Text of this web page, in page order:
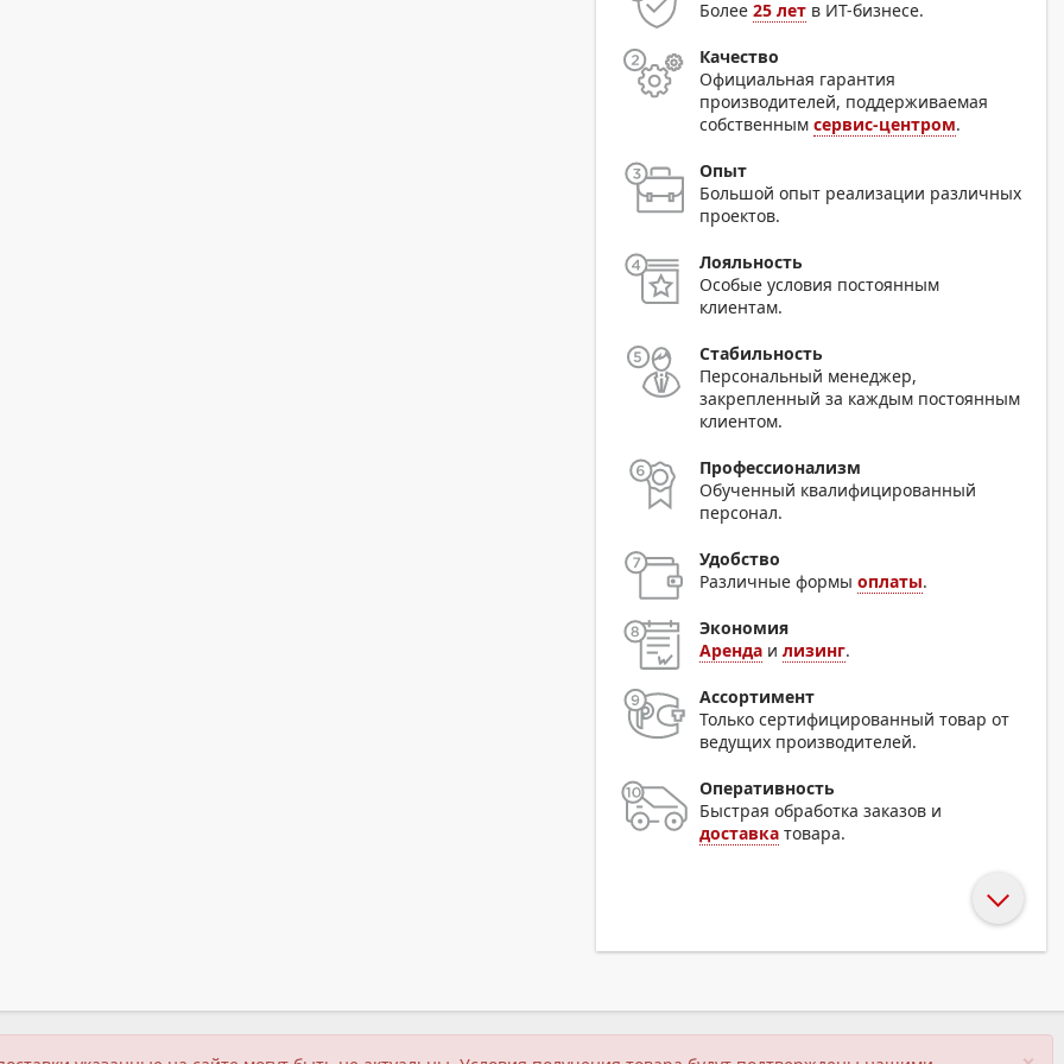
Более25 лет в ИТ-бизнесе.
Качество
Официальная гарантия
производителей, поддерживаемая
собственнымсервис-центром.
Опыт
Большой опыт реализации различных
проектов.
Лояльность
Особые условия постоянным
клиентам.
Стабильность
Персональный менеджер,
закрепленный за каждым постоянным
клиентом.
Профессионализм
Обученный квалифицированный
персонал.
Удобство
Различные формыоплаты.
Экономия
Аренда илизинг.
Ассортимент
Только сертифицированный товар от
ведущих производителей.
Оперативность
Быстрая обработка заказов и
доставка товара.